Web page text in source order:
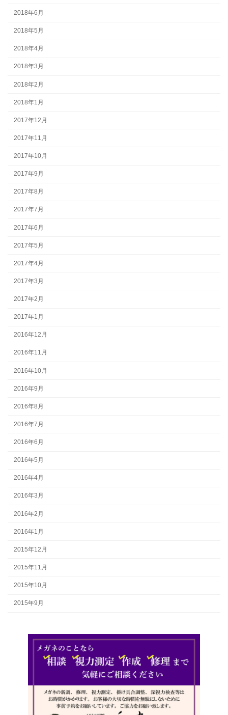
2018年6月
2018年5月
2018年4月
2018年3月
2018年2月
2018年1月
2017年12月
2017年11月
2017年10月
2017年9月
2017年8月
2017年7月
2017年6月
2017年5月
2017年4月
2017年3月
2017年2月
2017年1月
2016年12月
2016年11月
2016年10月
2016年9月
2016年8月
2016年7月
2016年6月
2016年5月
2016年4月
2016年3月
2016年2月
2016年1月
2015年12月
2015年11月
2015年10月
2015年9月